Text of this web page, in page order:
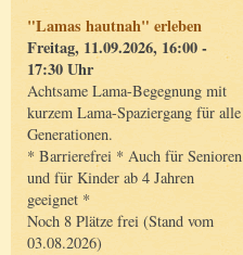
"Lamas hautnah" erleben
Freitag, 11.09.2026, 16:00 -
17:30 Uhr
Achtsame Lama-Begegnung mit
kurzem Lama-Spaziergang für alle
Generationen.
* Barrierefrei * Auch für Senioren
und für Kinder ab 4 Jahren
geeignet *
Noch 8 Plätze frei (Stand vom
03.08.2026)